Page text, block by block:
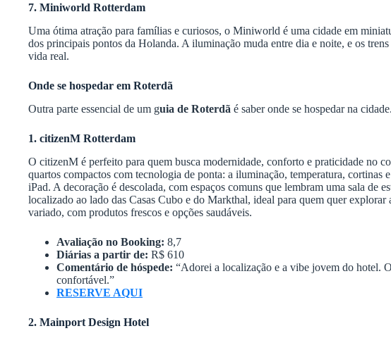
7. Miniworld Rotterdam
Uma ótima atração para famílias e curiosos, o Miniworld é uma cidade em
dos principais pontos da Holanda. A iluminação muda entre dia e noite, e os
vida real.
Onde se hospedar em Roterdã
Outra parte essencial de um guia de Roterdã é saber onde se hospedar na
1. citizenM Rotterdam
O citizenM é perfeito para quem busca modernidade, conforto e praticidade no
quartos compactos com tecnologia de ponta: a iluminação, temperatura, cortinas
iPad. A decoração é descolada, com espaços comuns que lembram uma sala de
localizado ao lado das Casas Cubo e do Markthal, ideal para quem quer explorar
variado, com produtos frescos e opções saudáveis.
Avaliação no Booking: 8,7
Diárias a partir de: R$ 610
Comentário de hóspede: “Adorei a localização e a vibe jovem do hotel.
confortável.”
RESERVE AQUI
2. Mainport Design Hotel